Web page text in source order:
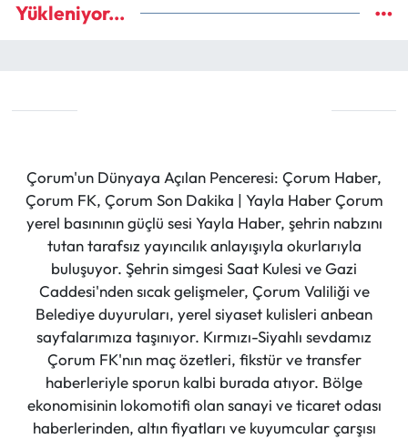
Yükleniyor...
Çorum'un Dünyaya Açılan Penceresi: Çorum Haber,
Çorum FK, Çorum Son Dakika | Yayla Haber Çorum
yerel basınının güçlü sesi Yayla Haber, şehrin nabzını
tutan tarafsız yayıncılık anlayışıyla okurlarıyla
buluşuyor. Şehrin simgesi Saat Kulesi ve Gazi
Caddesi'nden sıcak gelişmeler, Çorum Valiliği ve
Belediye duyuruları, yerel siyaset kulisleri anbean
sayfalarımıza taşınıyor. Kırmızı-Siyahlı sevdamız
Çorum FK'nın maç özetleri, fikstür ve transfer
haberleriyle sporun kalbi burada atıyor. Bölge
ekonomisinin lokomotifi olan sanayi ve ticaret odası
haberlerinden, altın fiyatları ve kuyumcular çarşısı